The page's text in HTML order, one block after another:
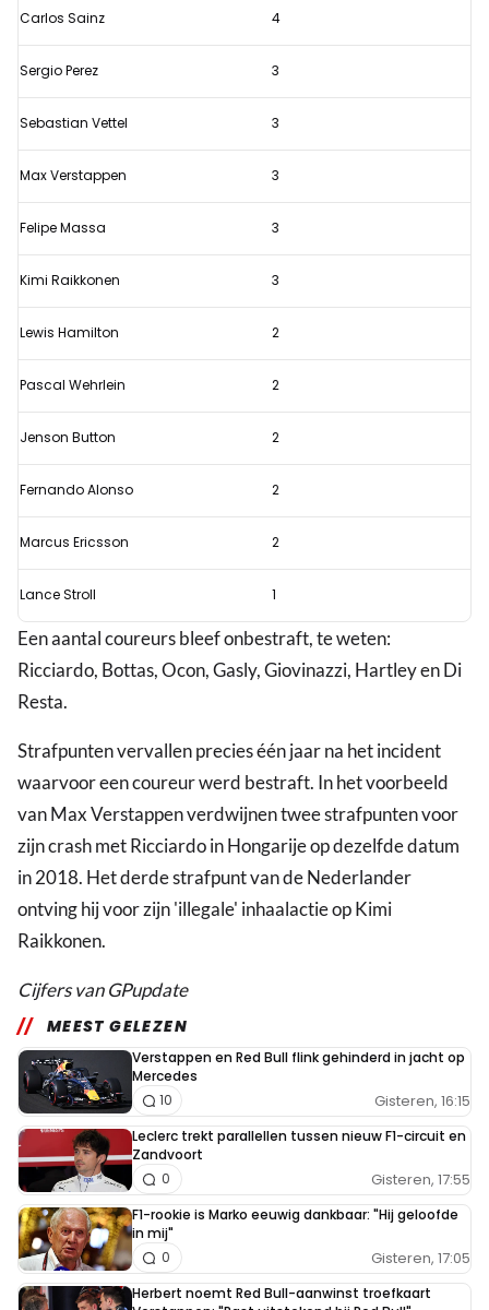
Carlos Sainz 4
Sergio Perez 3
Sebastian Vettel 3
Max Verstappen 3
Felipe Massa 3
Kimi Raikkonen 3
Lewis Hamilton 2
Pascal Wehrlein 2
Jenson Button 2
Fernando Alonso 2
Marcus Ericsson 2
Lance Stroll 1
Een aantal coureurs bleef onbestraft, te weten:
Ricciardo, Bottas, Ocon, Gasly, Giovinazzi, Hartley en Di
Resta.
Strafpunten vervallen precies één jaar na het incident
waarvoor een coureur werd bestraft. In het voorbeeld
van Max Verstappen verdwijnen twee strafpunten voor
zijn crash met Ricciardo in Hongarije op dezelfde datum
in 2018. Het derde strafpunt van de Nederlander
ontving hij voor zijn 'illegale' inhaalactie op Kimi
Raikkonen.
Cijfers van GPupdate
MEEST GELEZEN
Verstappen en Red Bull flink gehinderd in jacht op
Mercedes
Gisteren, 16:15
10
Leclerc trekt parallellen tussen nieuw F1-circuit en
Zandvoort
Gisteren, 17:55
0
F1-rookie is Marko eeuwig dankbaar: "Hij geloofde
in mij"
Gisteren, 17:05
0
Herbert noemt Red Bull-aanwinst troefkaart